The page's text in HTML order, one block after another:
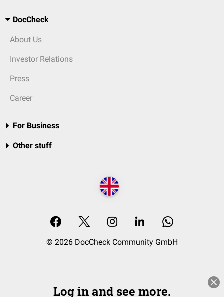
DocCheck
About Us
Investor Relations
Press
Career
For Business
Other stuff
© 2026 DocCheck Community GmbH
Log in and see more.